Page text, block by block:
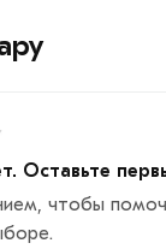
Оставьте
чтобы